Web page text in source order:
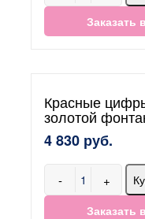
Заказать
Красные
золотой
4 830 руб.
- +
Заказать